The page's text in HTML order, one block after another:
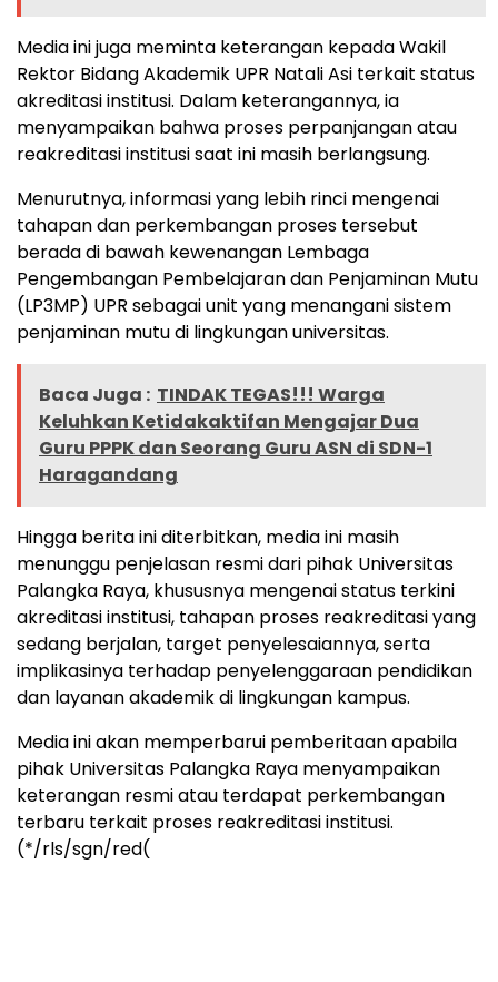
Media ini juga meminta keterangan kepada Wakil
Rektor Bidang Akademik UPR Natali Asi terkait status
akreditasi institusi. Dalam keterangannya, ia
menyampaikan bahwa proses perpanjangan atau
reakreditasi institusi saat ini masih berlangsung.
Menurutnya, informasi yang lebih rinci mengenai
tahapan dan perkembangan proses tersebut
berada di bawah kewenangan Lembaga
Pengembangan Pembelajaran dan Penjaminan Mutu
(LP3MP) UPR sebagai unit yang menangani sistem
penjaminan mutu di lingkungan universitas.
Baca Juga : TINDAK TEGAS!!! Warga
Keluhkan Ketidakaktifan Mengajar Dua
Guru PPPK dan Seorang Guru ASN di SDN-1
Haragandang
Hingga berita ini diterbitkan, media ini masih
menunggu penjelasan resmi dari pihak Universitas
Palangka Raya, khususnya mengenai status terkini
akreditasi institusi, tahapan proses reakreditasi yang
sedang berjalan, target penyelesaiannya, serta
implikasinya terhadap penyelenggaraan pendidikan
dan layanan akademik di lingkungan kampus.
Media ini akan memperbarui pemberitaan apabila
pihak Universitas Palangka Raya menyampaikan
keterangan resmi atau terdapat perkembangan
terbaru terkait proses reakreditasi institusi.
(*/rls/sgn/red(